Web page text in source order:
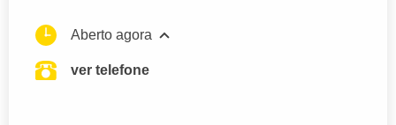
Aberto agora
ver telefone